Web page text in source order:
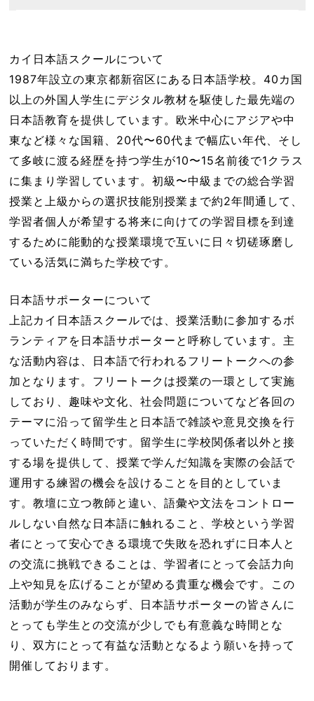
カイ日本語スクールについて
1987年設立の東京都新宿区にある日本語学校。40カ国
以上の外国人学生にデジタル教材を駆使した最先端の
日本語教育を提供しています。欧米中心にアジアや中
東など様々な国籍、20代〜60代まで幅広い年代、そし
て多岐に渡る経歴を持つ学生が10〜15名前後で1クラス
に集まり学習しています。初級〜中級までの総合学習
授業と上級からの選択技能別授業まで約2年間通して、
学習者個人が希望する将来に向けての学習目標を到達
するために能動的な授業環境で互いに日々切磋琢磨し
ている活気に満ちた学校です。
日本語サポーターについて
上記カイ日本語スクールでは、授業活動に参加するボ
ランティアを日本語サポーターと呼称しています。主
な活動内容は、日本語で行われるフリートークへの参
加となります。フリートークは授業の一環として実施
しており、趣味や文化、社会問題についてなど各回の
テーマに沿って留学生と日本語で雑談や意見交換を行
っていただく時間です。留学生に学校関係者以外と接
する場を提供して、授業で学んだ知識を実際の会話で
運用する練習の機会を設けることを目的としていま
す。教壇に立つ教師と違い、語彙や文法をコントロー
ルしない自然な日本語に触れること、学校という学習
者にとって安心できる環境で失敗を恐れずに日本人と
の交流に挑戦できることは、学習者にとって会話力向
上や知見を広げることが望める貴重な機会です。この
活動が学生のみならず、日本語サポーターの皆さんに
とっても学生との交流が少しでも有意義な時間とな
り、双方にとって有益な活動となるよう願いを持って
開催しております。